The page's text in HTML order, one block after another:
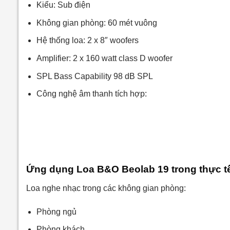
Kiểu: Sub điện
Không gian phòng: 60 mét vuông
Hệ thống loa: 2 x 8″ woofers
Amplifier: 2 x 160 watt class D woofer
SPL Bass Capability 98 dB SPL
Công nghệ âm thanh tích hợp:
Ứng dụng Loa B&O Beolab 19 trong thực
Loa nghe nhạc trong các không gian phòng:
Phòng ngủ